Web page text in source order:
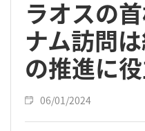
ラオスの
ナム訪問
の推進に
06/01/2024